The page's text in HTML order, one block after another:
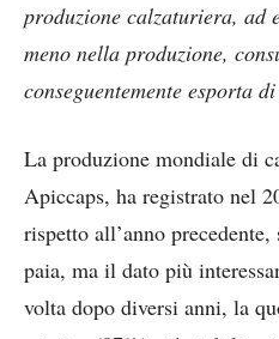
produzione calzaturiera, ad
meno nella produzione,
conseguentemente esporta
La produzione mondiale di
Apiccaps, ha registrato nel
rispetto all’anno
paia, ma il dato più
volta dopo diversi anni, la